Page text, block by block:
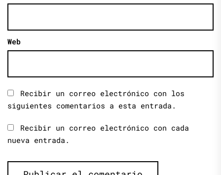
Web
Recibir un correo electrónico con los
siguientes comentarios a esta entrada.
Recibir un correo electrónico con cada
nueva entrada.